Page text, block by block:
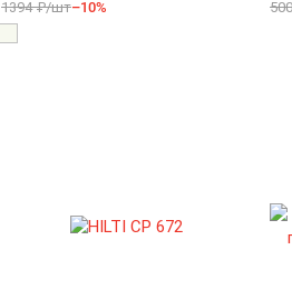
1394 ₽/шт–10%